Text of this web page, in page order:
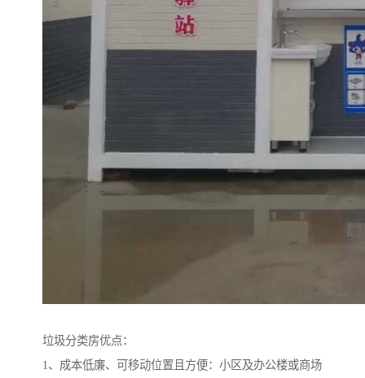
垃圾分类房优点：
1、成本低廉、可移动位置且方便：小区及办公楼或商场